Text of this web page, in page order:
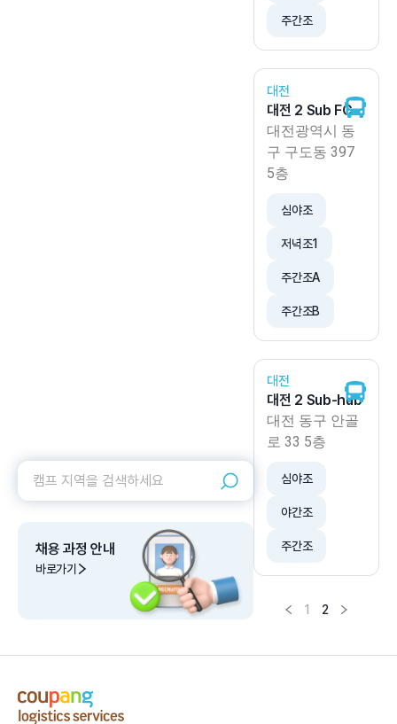
주간조
대전
대전 2 Sub FC
대전광역시 동
구 구도동 397
5층
심야조
저녁조1
주간조A
주간조B
대전
대전 2 Sub-hub
대전 동구 안골
로 33 5층
심야조
야간조
주간조
1 2
채용 과정 안내
바로가기